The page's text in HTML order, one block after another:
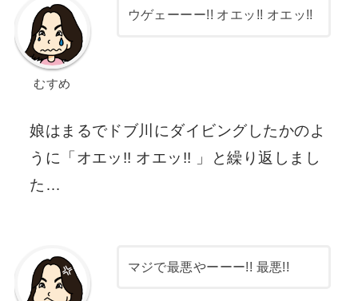
むすめ
ウゲェーーー!! オエッ!! オエッ!!
娘はまるでドブ川にダイビングしたかのよ
うに「オエッ!! オエッ!! 」と繰り返しまし
た…
マジで最悪やーーー!! 最悪!!